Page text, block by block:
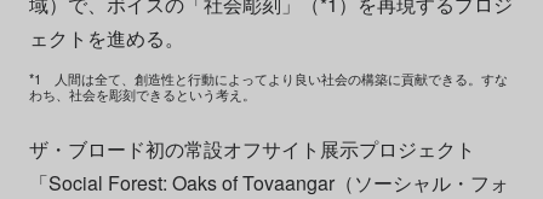
ェクトを進める。
*1 人間は全て、創造性と行動によってより良い社会の構築に貢献できる。すな
わち、社会を彫刻できるという考え。
ザ・ブロード初の常設オフサイト展示プロジェクト
「Social Forest: Oaks of Tovaangar（ソーシャル・フォ